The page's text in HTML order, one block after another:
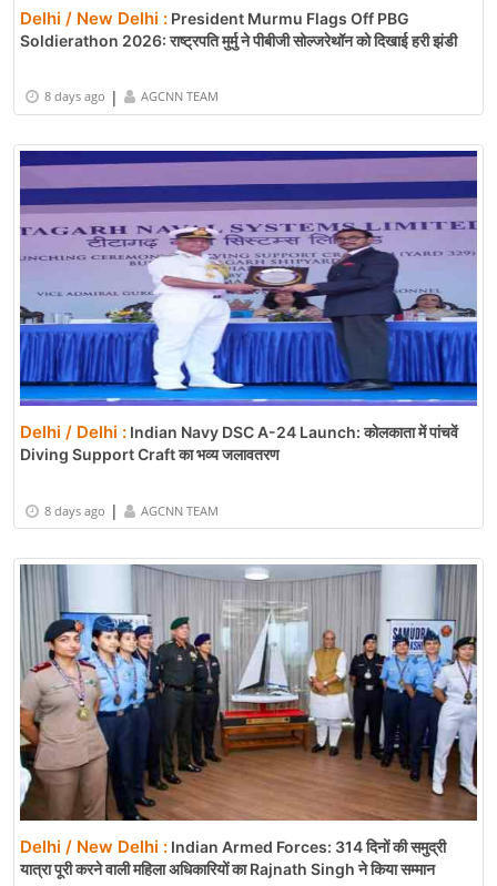
Delhi / New Delhi : President Murmu Flags Off PBG
Soldierathon 2026: राष्ट्रपति मुर्मु ने पीबीजी सोल्जरेथॉन को दिखाई हरी झंडी
8 days ago | AGCNN TEAM
Delhi / Delhi : Indian Navy DSC A-24 Launch: कोलकाता में पांचवें
Diving Support Craft का भव्य जलावतरण
8 days ago | AGCNN TEAM
Delhi / New Delhi : Indian Armed Forces: 314 दिनों की समुद्री
यात्रा पूरी करने वाली महिला अधिकारियों का Rajnath Singh ने किया सम्मान